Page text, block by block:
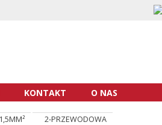
KONTAKT O NAS
2-PRZEWODOWA